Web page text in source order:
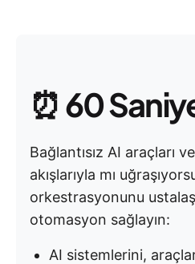
⏰60
Bağlantısız AI araçları
akışlarıyla mı
orkestrasyonunu
otomasyon sağlayın:
AI sistemlerini,